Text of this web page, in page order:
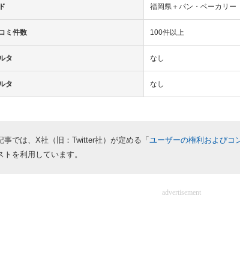
福岡県＋パン・ベーカリー
ミ件数 100件以上
タ なし
タ なし
事では、X社（旧：Twitter社）が定める「 ユーザーの権利およびコ
トを利用しています。
advertisement